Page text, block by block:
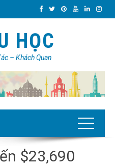
HỌC
– Khách Quan
$23,690